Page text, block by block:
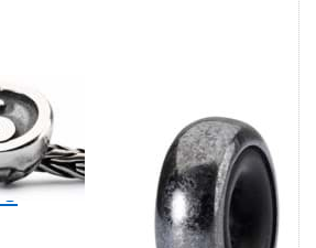
Silber Spacer
oxidiert TAGBE
00139 ( Stopper